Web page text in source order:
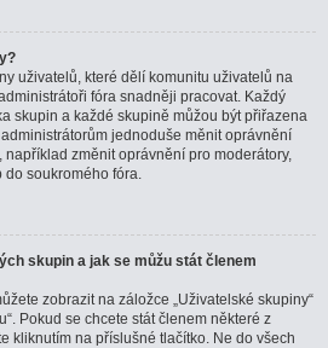
uživatelů, které dělí komunitu uživatelů na
fóra snadněji pracovat. Každý
skupin a každé skupině můžou být přiřazena
jednoduše měnit oprávnění
změnit oprávnění pro moderátory,
do soukromého fóra.
skupin a jak se můžu stát členem
zobrazit na záložce „Uživatelské skupiny“
Pokud se chcete stát členem některé z
kliknutím na příslušné tlačítko. Ne do všech